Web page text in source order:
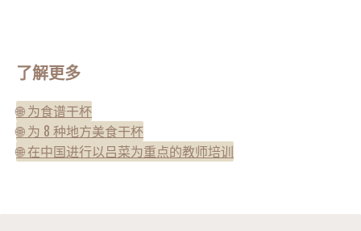
了解更多
🌐 为食谱干杯
🌐 为 8 种地方美食干杯
🌐 在中国进行以吕菜为重点的教师培训